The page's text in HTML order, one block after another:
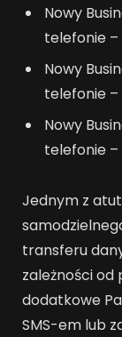
Nowy
telefonie –
Nowy
telefonie –
Nowy
telefonie –
Jednym z
transferu
zależności od
dodatkowe
SMS-em lub